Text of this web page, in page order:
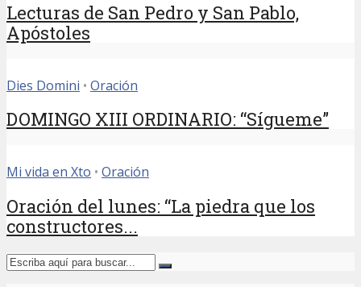
Lecturas de San Pedro y San Pablo,
Apóstoles
Dies Domini • Oración
DOMINGO XIII ORDINARIO: “Sígueme”
Mi vida en Xto • Oración
Oración del lunes: “La piedra que los
constructores...